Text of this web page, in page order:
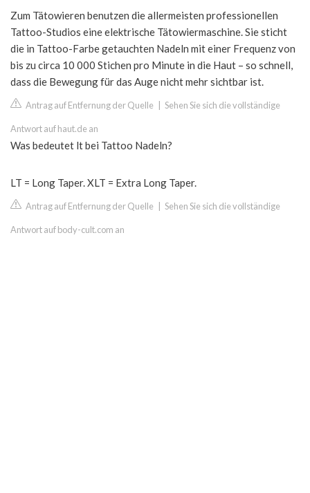
Zum Tätowieren benutzen die allermeisten professionellen
Tattoo-Studios eine elektrische Tätowiermaschine. Sie sticht
die in Tattoo-Farbe getauchten Nadeln mit einer Frequenz von
bis zu circa 10 000 Stichen pro Minute in die Haut – so schnell,
dass die Bewegung für das Auge nicht mehr sichtbar ist.
Antrag auf Entfernung der Quelle Sehen Sie sich die vollständige
Antwort auf haut.de an
Was bedeutet lt bei Tattoo Nadeln?
LT = Long Taper. XLT = Extra Long Taper.
Antrag auf Entfernung der Quelle Sehen Sie sich die vollständige
Antwort auf body-cult.com an